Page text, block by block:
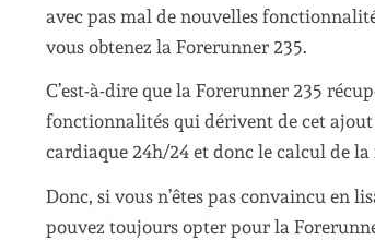
avec pas mal de nouvelles
vous obtenez la Forerunner 235.
C’est-à-dire que la Forerunner 235
fonctionnalités qui dérivent de cet
cardiaque 24h/24 et donc le calcul de
Donc, si vous n’êtes pas convaincu en
pouvez toujours opter pour la